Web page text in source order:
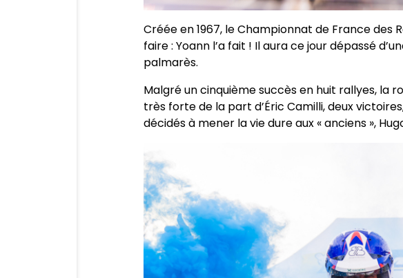
Créée en 1967, le Championnat de France
faire : Yoann l’a fait ! Il aura ce jour dépassé
palmarès.
Malgré un cinquième succès en huit rallyes, la
très forte de la part d’Éric Camilli, deux
décidés à mener la vie dure aux « anciens »,